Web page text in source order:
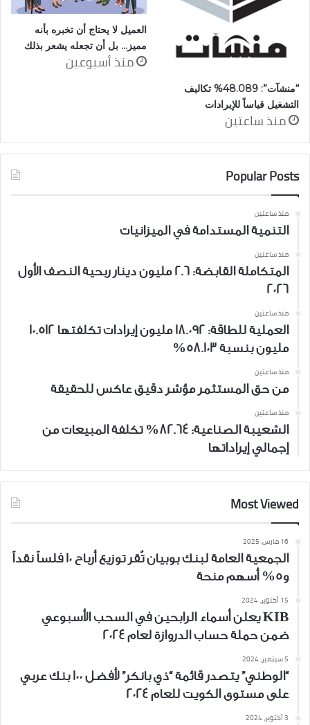
“منشآت”: 48.089% تكاليف
التشغيل قياساً للإيرادات
منذ ساعتين
العميل لا يحتاج أن تخبره بأنه
مميز… بل أن تجعله يشعر بذلك
منذ أسبوعين
Popular Posts
منذ ساعتين
التنمية المستدامة في الميزانيات
منذ ساعتين
المتكاملة القابضة: 2.6 مليون دينار ربحية النصف الأول
2026
منذ ساعتين
العملية للطاقة: 18.092 مليون إيرادات تكلفتها 10.512
مليون بنسبة 58.103%
منذ ساعتين
من حق المستثمر مؤشر دقيق عاكس للحقيقة
منذ ساعتين
الشعيبة الصناعية: 82.64% تكلفة المبيعات من
إجمالي إيراداتها
Most Viewed
16 مارس، 2025
الجمعية العامة لبنك بوبيان تُقر توزيع أرباح 10 فلساً نقداً
و5% أسهم منحة
15 أكتوبر، 2024
KIB يعلن أسماء الرابحين في السحب الأسبوعي
ضمن حملة حساب الدروازة لعام 2024
5 سبتمبر، 2024
“الوطني” يتصدر قائمة “ذي بانكر” لأفضل 100 بنك عربي
على مستوى الكويت للعام 2024
3 أكتوبر، 2024